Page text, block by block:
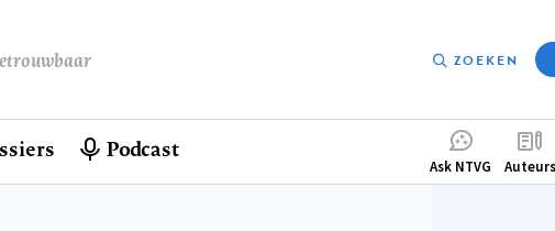
ZOEKEN
Podcast
Ask NTVG Auteurs